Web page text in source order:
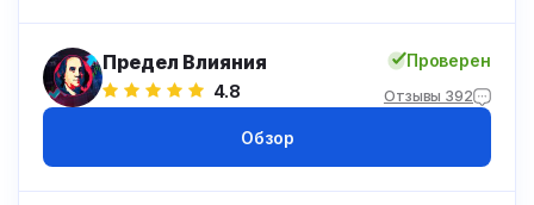
Предел Влияния
4.8
Проверен
Отзывы 392
Обзор